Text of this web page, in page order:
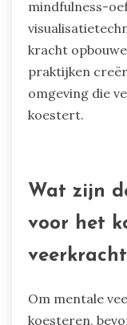
dynamiek is
emotioneel
Welke
bevorderen
liefde en
Open
een sterk
mindfulness-